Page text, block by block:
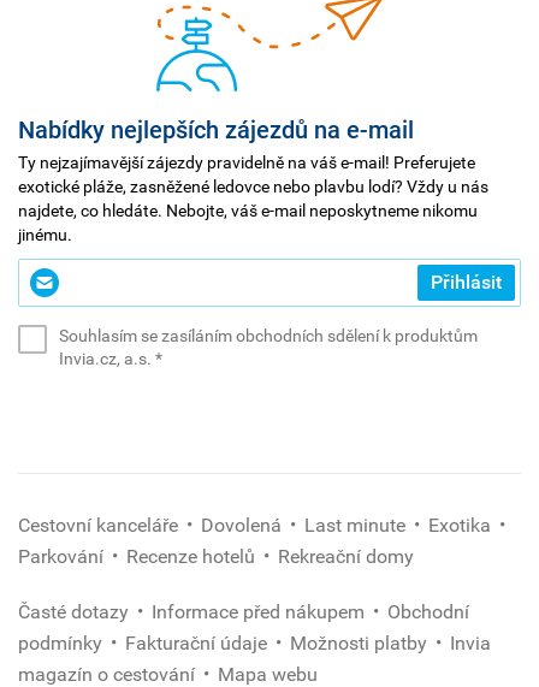
Nabídky nejlepších zájezdů na e-mail
Ty nejzajímavější zájezdy pravidelně na váš e-mail! Preferujete
exotické pláže, zasněžené ledovce nebo plavbu lodí? Vždy u nás
najdete, co hledáte. Nebojte, váš e-mail neposkytneme nikomu
jinému.
Zadejte
svůj
Přihlásit
Souhlasím se zasíláním obchodních sdělení k produktům
Invia.cz, a.s. *(povinné)
Cestovní kanceláře Dovolená Last minute
Exotika
Parkování
Recenze hotelů Rekreační domy
Časté dotazy Informace před nákupem
Obchodní
podmínky
Fakturační údaje Možnosti platby
Invia
magazín o cestování
Mapa webu